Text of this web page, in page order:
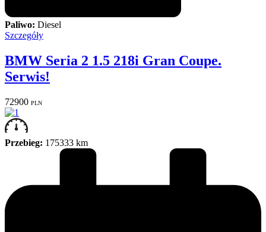
Paliwo: Diesel
Szczegóły
BMW Seria 2 1.5 218i Gran Coupe.
Serwis!
72900 PLN
Przebieg: 175333 km